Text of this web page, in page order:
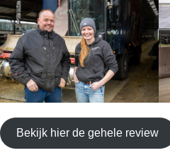
Bekijk hier de gehele review